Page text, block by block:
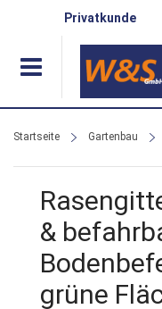
Privatkunde
Startseite Gartenbau
&
grüne